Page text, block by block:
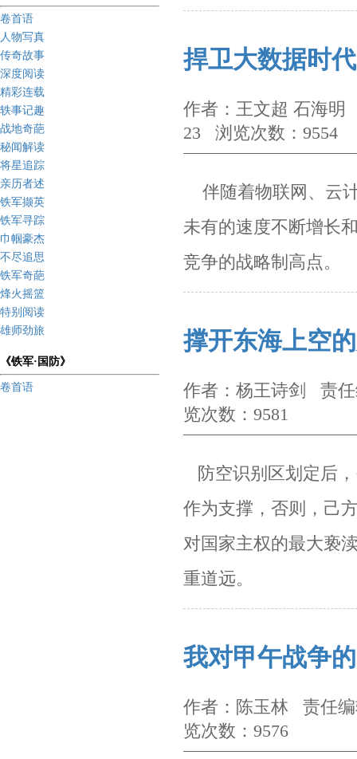
卷首语
人物写真
传奇故事
深度阅读
精彩连载
轶事记趣
战地奇葩
秘闻解读
将星追踪
亲历者述
铁军撷英
铁军寻踪
巾帼豪杰
不尽追思
铁军奇葩
烽火摇篮
特别阅读
雄师劲旅
《铁军·国防》
卷首语
捍卫大数据时
作者：王文超 石海
23 浏览次数：9554
伴随着物联网、云
未有的速度不断增长
竞争的战略制高点。
撑开东海上空
作者：杨王诗剑 责
览次数：9581
防空识别区划定后
作为支撑，否则，己
对国家主权的最大亵
重道远。
我对甲午战争
作者：陈玉林 责任
览次数：9576